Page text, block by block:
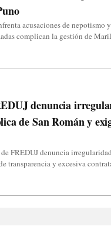
acusaciones de nepotismo
complican la gestión de
denuncia
de San Román y
FREDUJ denuncia
transparencia y excesiva